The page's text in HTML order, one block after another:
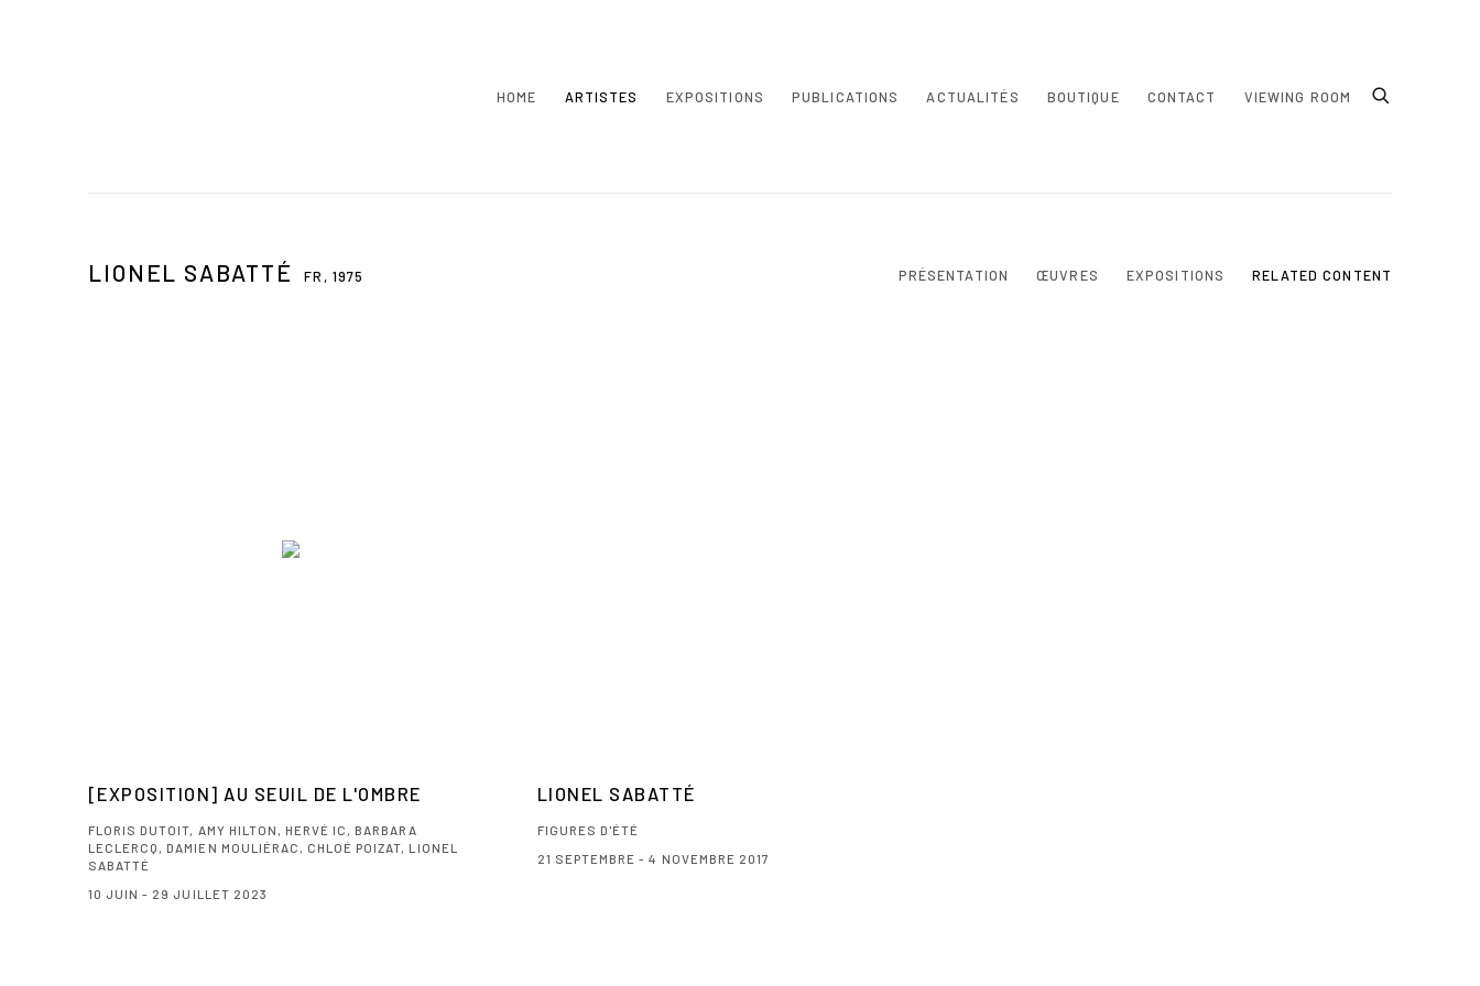
HOME ARTISTES EXPOSITIONS PUBLICATIONS ACTUALITÉS BOUTIQUE CONTACT VIEWING ROOM
LIONEL SABATTÉ FR, 1975 PRÉSENTATION ŒUVRES EXPOSITIONS RELATED CONTENT
[EXPOSITION] AU SEUIL DE L'OMBRE
FLORIS DUTOIT, AMY HILTON, HERVÉ IC, BARBARA
LECLERCQ, DAMIEN MOULIÉRAC, CHLOÉ POIZAT, LIONEL
SABATTÉ
10 JUIN - 29 JUILLET 2023
LIONEL SABATTÉ
FIGURES D'ÉTÉ
21 SEPTEMBRE - 4 NOVEMBRE 2017